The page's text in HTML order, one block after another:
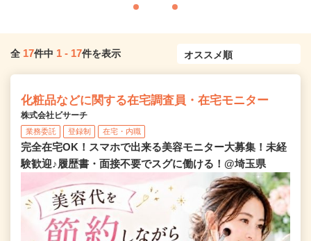
全 17件中 1 - 17件を表示
化粧品などに関する在宅調査員・在宅モニター
株式会社ビサーチ
業務委託 登録制 在宅・内職
完全在宅OK！スマホで出来る美容モニター大募集！未経
験歓迎♪履歴書・面接不要でスグに働ける！@埼玉県